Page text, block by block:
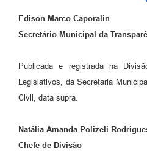
Edison Marco Caporalin
Secretário Municipal da
Publicada e registrada na
Legislativos, da Secretaria
Civil, data supra.
Natália Amanda Polizeli
Chefe de Divisão